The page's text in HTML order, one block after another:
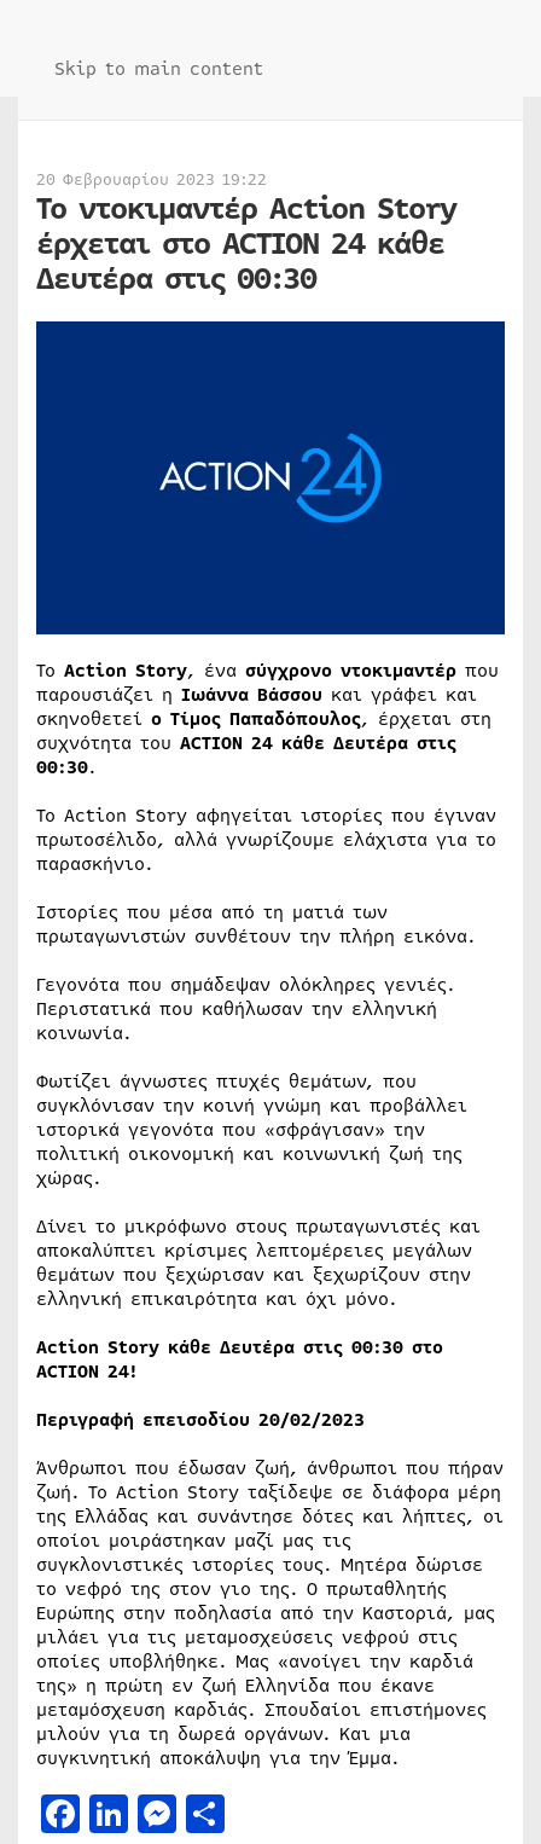
Skip to main content
20 Φεβρουαρίου 2023 19:22
Το ντοκιμαντέρ Action Story
έρχεται στο ACTION 24 κάθε
Δευτέρα στις 00:30
Το Action Story, ένα σύγχρονο ντοκιμαντέρ που
παρουσιάζει η Ιωάννα Βάσσου και γράφει και
σκηνοθετεί ο Τίμος Παπαδόπουλος, έρχεται στη
συχνότητα του ACTION 24 κάθε Δευτέρα στις
00:30.
Το Action Story αφηγείται ιστορίες που έγιναν
πρωτοσέλιδο, αλλά γνωρίζουμε ελάχιστα για το
παρασκήνιο.
Ιστορίες που μέσα από τη ματιά των
πρωταγωνιστών συνθέτουν την πλήρη εικόνα.
Γεγονότα που σημάδεψαν ολόκληρες γενιές.
Περιστατικά που καθήλωσαν την ελληνική
κοινωνία.
Φωτίζει άγνωστες πτυχές θεμάτων, που
συγκλόνισαν την κοινή γνώμη και προβάλλει
ιστορικά γεγονότα που «σφράγισαν» την
πολιτική οικονομική και κοινωνική ζωή της
χώρας.
Δίνει το μικρόφωνο στους πρωταγωνιστές και
αποκαλύπτει κρίσιμες λεπτομέρειες μεγάλων
θεμάτων που ξεχώρισαν και ξεχωρίζουν στην
ελληνική επικαιρότητα και όχι μόνο.
Action Story κάθε Δευτέρα στις 00:30 στο
ACTION 24!
Περιγραφή επεισοδίου 20/02/2023
Άνθρωποι που έδωσαν ζωή, άνθρωποι που πήραν
ζωή. Το Action Story ταξίδεψε σε διάφορα μέρη
της Ελλάδας και συνάντησε δότες και λήπτες, οι
οποίοι μοιράστηκαν μαζί μας τις
συγκλονιστικές ιστορίες τους. Μητέρα δώρισε
το νεφρό της στον γιο της. Ο πρωταθλητής
Ευρώπης στην ποδηλασία από την Καστοριά, μας
μιλάει για τις μεταμοσχεύσεις νεφρού στις
οποίες υποβλήθηκε. Μας «ανοίγει την καρδιά
της» η πρώτη εν ζωή Ελληνίδα που έκανε
μεταμόσχευση καρδιάς. Σπουδαίοι επιστήμονες
μιλούν για τη δωρεά οργάνων. Και μια
συγκινητική αποκάλυψη για την Έμμα.
Facebook
LinkedIn
Messenger